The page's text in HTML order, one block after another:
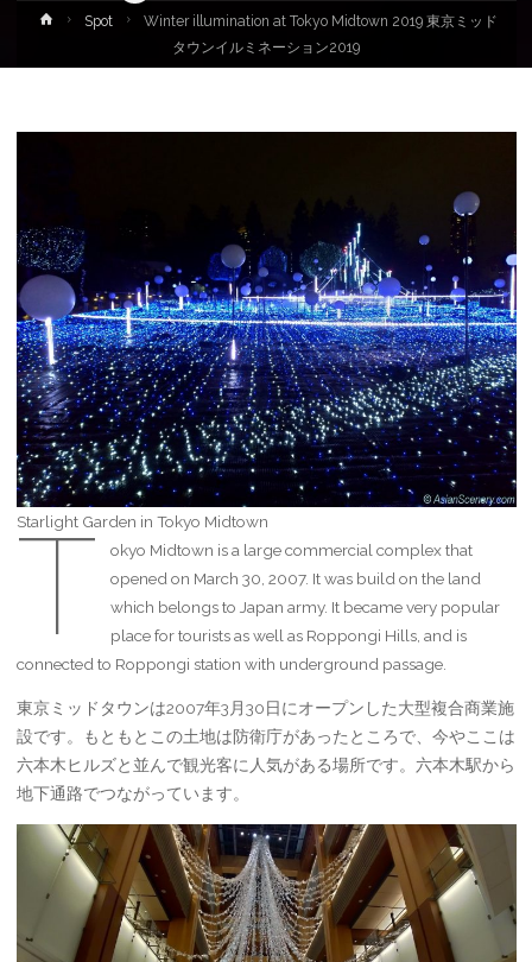
HomeSpot
Winter illumination at Tokyo Midtown 2019 東京ミッド
タウンイルミネーション2019
Starlight Garden in Tokyo Midtown
T
okyo Midtown is a large commercial complex that
opened on March 30, 2007. It was build on the land
which belongs to Japan army. It became very popular
place for tourists as well as Roppongi Hills, and is
connected to Roppongi station with underground passage.
東京ミッドタウンは2007年3月30日にオープンした大型複合商業施
設です。もともとこの土地は防衛庁があったところで、今やここは
六本木ヒルズと並んで観光客に人気がある場所です。六本木駅から
地下通路でつながっています。